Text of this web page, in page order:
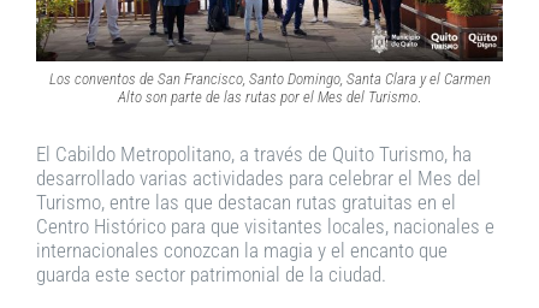
Los conventos de San Francisco, Santo Domingo, Santa Clara y el Carmen
Alto son parte de las rutas por el Mes del Turismo
El Cabildo Metropolitano, a través de Quito Turismo, ha
desarrollado varias actividades para celebrar el Mes del
Turismo, entre las que destacan rutas gratuitas en el
Centro Histórico para que visitantes locales, nacionales e
internacionales conozcan la magia y el encanto que
guarda este sector patrimonial de la ciudad.